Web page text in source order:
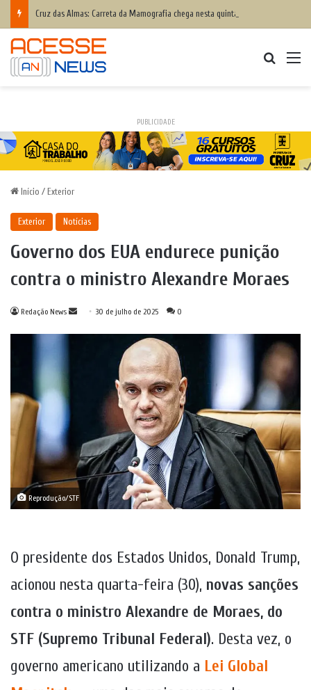
PUBLICIDADE
Início / Exterior
Exterior Notícias
Governo dos EUA endurece punição
contra o ministro Alexandre Moraes
Redação News
Mande30 de julho de 2025 0
Reprodução/STF
O presidente dos Estados Unidos, Donald Trump,
acionou nesta quarta-feira (30), novas sanções
contra o ministro Alexandre de Moraes, do
STF (Supremo Tribunal Federal). Desta vez, o
governo americano utilizando a Lei Global